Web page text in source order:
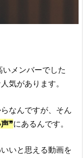
メンバーでした
気があります。
なんですが、そん
❞にあるんです。
いと思える動画を